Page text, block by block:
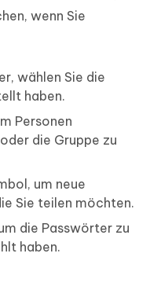
wenn Sie
wählen Sie die
haben.
Personen
die Gruppe zu
um neue
Sie teilen möchten.
die Passwörter zu
haben.